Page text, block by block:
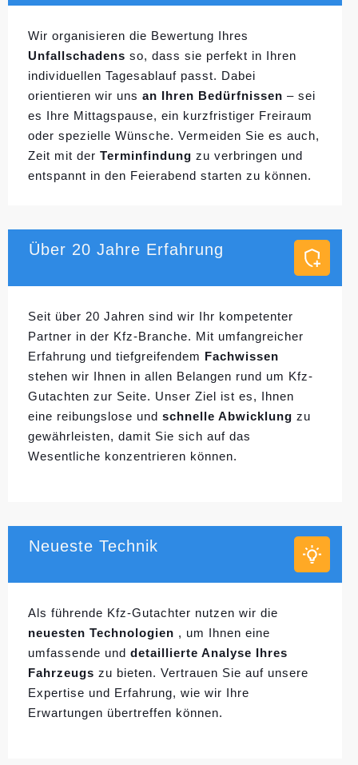
Wir organisieren die Bewertung Ihres
Unfallschadens so, dass sie perfekt in Ihren
individuellen Tagesablauf passt. Dabei
orientieren wir uns an Ihren Bedürfnissen – sei
es Ihre Mittagspause, ein kurzfristiger Freiraum
oder spezielle Wünsche. Vermeiden Sie es auch,
Zeit mit der Terminfindung zu verbringen und
entspannt in den Feierabend starten zu können.
Über 20 Jahre Erfahrung
Seit über 20 Jahren sind wir Ihr kompetenter
Partner in der Kfz-Branche. Mit umfangreicher
Erfahrung und tiefgreifendem Fachwissen
stehen wir Ihnen in allen Belangen rund um Kfz-
Gutachten zur Seite. Unser Ziel ist es, Ihnen
eine reibungslose und schnelle Abwicklung zu
gewährleisten, damit Sie sich auf das
Wesentliche konzentrieren können.
Neueste Technik
Als führende Kfz-Gutachter nutzen wir die
neuesten Technologien , um Ihnen eine
umfassende und detaillierte Analyse Ihres
Fahrzeugs zu bieten. Vertrauen Sie auf unsere
Expertise und Erfahrung, wie wir Ihre
Erwartungen übertreffen können.